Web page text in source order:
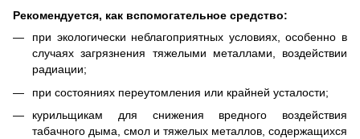
Рекомендуется, как вспомогательное средство:
при экологически неблагоприятных условиях, особенно в
случаях загрязнения тяжелыми металлами, воздействии
радиации;
при состояниях переутомления или крайней усталости;
курильщикам для снижения вредного воздействия
табачного дыма, смол и тяжелых металлов, содержащихся